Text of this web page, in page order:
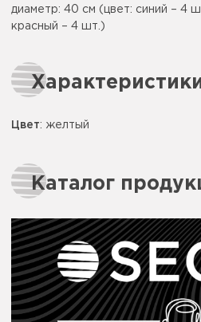
диаметр: 40 см (цвет: синий – 4
красный – 4 шт.)
Цвет: желтый
Каталог